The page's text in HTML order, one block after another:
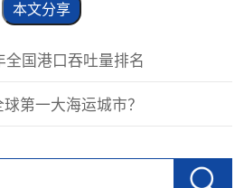
本文分享
全国港口吞吐量排名
第一大海运城市？